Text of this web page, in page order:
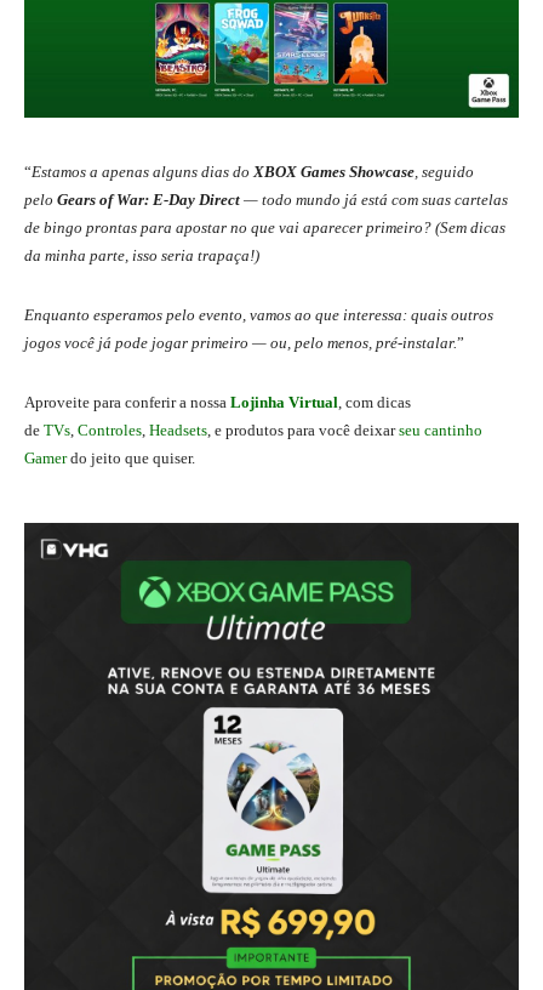
“Estamos a apenas alguns dias doXBOX Games Showcase, seguido
pelo Gears of War: E-Day Direct — todo mundo já está com suas cartelas
de bingo prontas para apostar no que vai aparecer primeiro? (Sem dicas
da minha parte, isso seria trapaça!)
Enquanto esperamos pelo evento, vamos ao que interessa: quais outros
jogos você já pode jogar primeiro — ou, pelo menos, pré-instalar.”
Aproveite para conferir a nossa Lojinha Virtual, com dicas
de TVs, Controles, Headsets, e produtos para você deixarseu cantinho
Gamerdo jeito que quiser.